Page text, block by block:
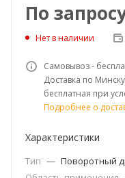
По
Нет в наличии
Самовывоз -
Доставка по
бесплатная при
Подробнее о
Характеристики
Тип — Поворотный